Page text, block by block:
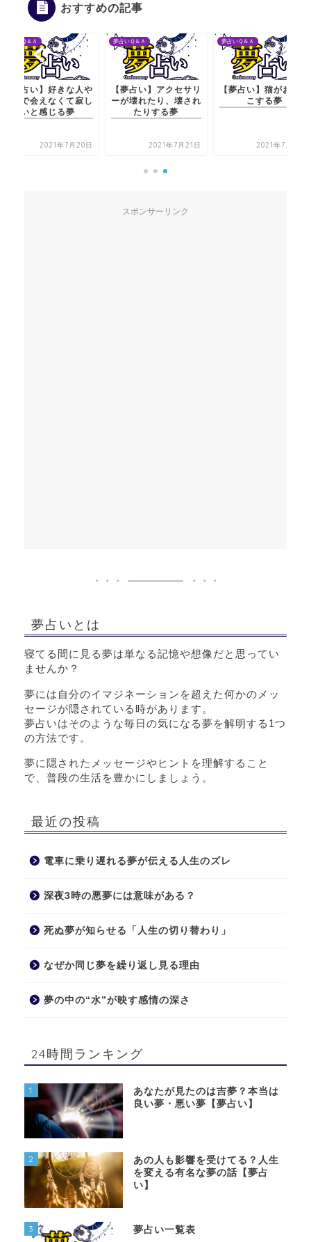
おすすめの記事
夢占いＱ＆Ａ
【夢占い】好きな人や
恋人で会えなくて寂し
いと感じる夢
2021年7月20日
夢占いＱ＆Ａ
【夢占い】アクセサリ
ーが壊れたり、壊され
たりする夢
2021年7月21日
夢占いＱ＆Ａ
【夢占い】猫がおしっ
こする夢
2021年7月20日
スポンサーリンク
夢占いとは
寝てる間に見る夢は単なる記憶や想像だと思ってい
ませんか？
夢には自分のイマジネーションを超えた何かのメッ
セージが隠されている時があります。
夢占いはそのような毎日の気になる夢を解明する1つ
の方法です。
夢に隠されたメッセージやヒントを理解すること
で、普段の生活を豊かにしましょう。
最近の投稿
電車に乗り遅れる夢が伝える人生のズレ
深夜3時の悪夢には意味がある？
死ぬ夢が知らせる「人生の切り替わり」
なぜか同じ夢を繰り返し見る理由
夢の中の“水”が映す感情の深さ
24時間ランキング
1
あなたが見たのは吉夢？本当は
良い夢・悪い夢【夢占い】
2
あの人も影響を受けてる？人生
を変える有名な夢の話【夢占
い】
3 夢占い一覧表